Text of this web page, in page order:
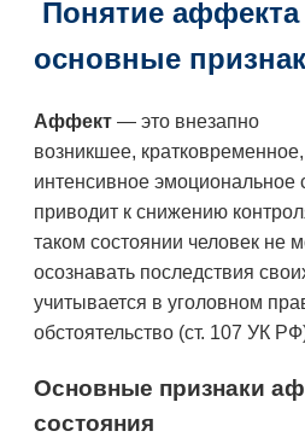
Понятие аффекта
основные
Аффект — это внезапно
возникшее,
интенсивное эмоциональное
приводит к снижению
таком состоянии человек не
осознавать последствия
учитывается в уголовном
обстоятельство (ст. 107 УК
Основные признаки
состояния